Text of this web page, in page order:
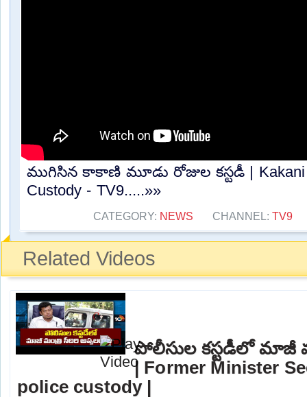
ముగిసిన కాకాణి మూడు రోజుల కస్టడీ | Kakani
Custody - TV9.....»»
CATEGORY: NEWS CHANNEL: TV9
Related Videos
పోలీసుల కస్టడీలో మాజీ
| Former Minister
police custody |